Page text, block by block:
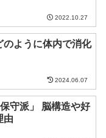
2022.10.27
のように体内で消化
2024.06.07
守派」 脳構造や好
由